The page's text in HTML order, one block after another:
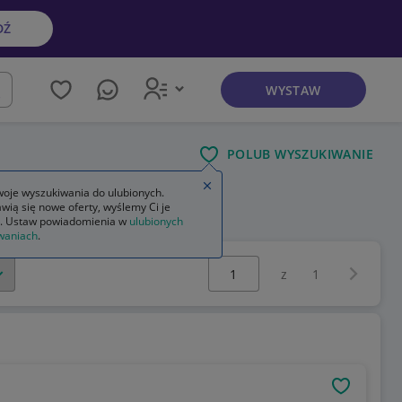
WYSTAW
POLUB WYSZUKIWANIE
Wybierz stronę:
z 1
wyszukiwania do ulubionych.
się nowe oferty, wyślemy Ci je
Ustaw powiadomienia w ulubionych
.
Zamknij wskazówkę